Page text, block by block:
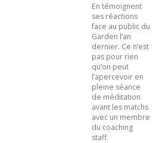
En témoignent
ses réactions
face au public du
Garden l’an
dernier. Ce n’est
pas pour rien
qu’on peut
l’apercevoir en
pleine séance
de méditation
avant les matchs
avec un membre
du coaching
staff.